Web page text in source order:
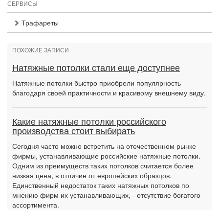
СЕРВИСЫ
Трафареты
ПОХОЖИЕ ЗАПИСИ
Натяжные потолки стали еще доступнее
Натяжные потолки быстро приобрели популярность
благодаря своей практичности и красивому внешнему виду.
Какие натяжные потолки российского
производства стоит выбирать
Сегодня часто можно встретить на отечественном рынке
фирмы, устанавливающие российские натяжные потолки.
Одним из преимуществ таких потолков считается более
низкая цена, в отличие от европейских образцов.
Единственный недостаток таких натяжных потолков по
мнению фирм их устанавливающих, - отсутствие богатого
ассортимента.